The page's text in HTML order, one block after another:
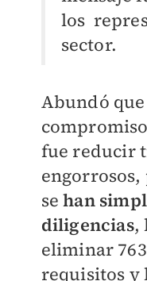
los
sector.
Abundó
fue reducir
engorrosos,
sehan
diligencias,
eliminar
requisitos y